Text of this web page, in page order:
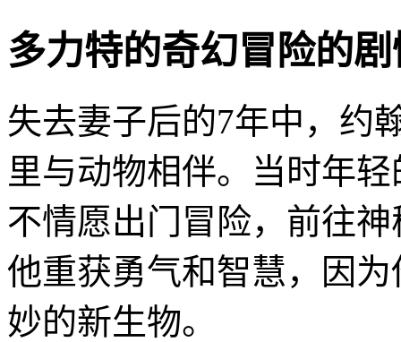
多力特的奇幻冒险的剧
失去妻子后的7年中，约
里与动物相伴。当时年
不情愿出门冒险，前往
他重获勇气和智慧，因
妙的新生物。